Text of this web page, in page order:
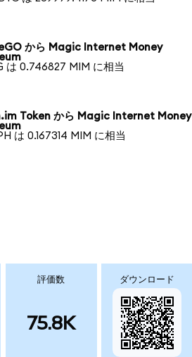
から Magic Internet Money
は 0.746827 MIM に相当
Token から Magic Internet Money
は 0.167314 MIM に相当
評価数
75.8K
ダウンロード